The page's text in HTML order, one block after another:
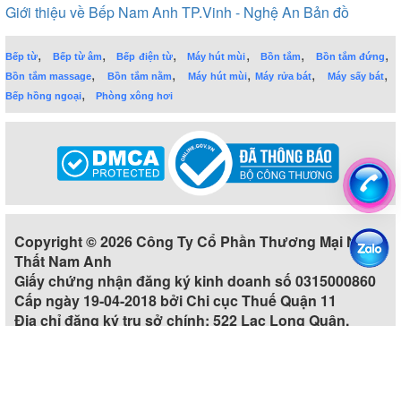
Giới thiệu về Bếp Nam Anh TP.Vinh - Nghệ An Bản đồ
Bếp từ, Bếp từ âm,Bếp điện từ,Máy hút mùi, Bồn tắm, Bồn tắm đứng,
Bồn tắm massage,Bồn tắm nằm,Máy hút mùi,Máy rửa bát,Máy sấy bát,
Bếp hồng ngoại, Phòng xông hơi
Copyright © 2026 Công Ty Cổ Phần Thương Mại Nội
Thất Nam Anh
Giấy chứng nhận đăng ký kinh doanh số 0315000860
Cấp ngày 19-04-2018 bởi Chi cục Thuế Quận 11
Địa chỉ đăng ký trụ sở chính: 522 Lạc Long Quân,